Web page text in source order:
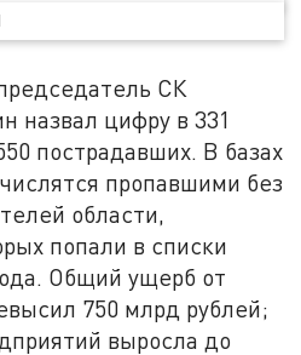
СК
назвал цифру в 331
пострадавших. В базах
пропавшими без
области,
попали в списки
Общий ущерб от
750 млрд рублей;
выросла до